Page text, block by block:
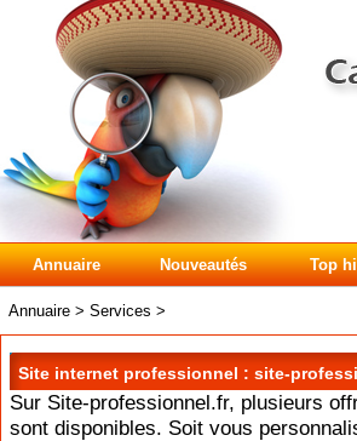
Annuaire Nouveautés Top
Annuaire > Services >
Site internet professionnel : site-
Sur Site-professionnel.fr, plusieurs
sont disponibles. Soit vous